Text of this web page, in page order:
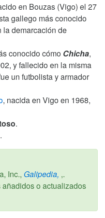
en Bouzas (Vigo) el 27
gallego más conocido
la demarcación de
conocido cómo Chicha,
y fallecido en la misma
un futbolista y armador
, nacida en Vigo en 1968,
.
.
Inc., Galipedia, ,.
o actualizados